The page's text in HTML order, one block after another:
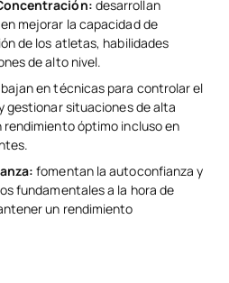
desarrollan
mejorar la capacidad de
de los atletas, habilidades
de alto nivel.
en técnicas para controlar el
gestionar situaciones de alta
rendimiento óptimo incluso en
fomentan la autoconfianza y
fundamentales a la hora de
un rendimiento